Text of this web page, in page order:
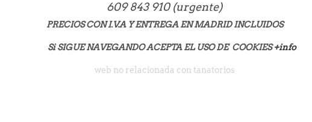
609 843 910 (urgente)
PRECIOS CON I.V.A Y ENTREGA EN MADRID INCLUIDOS
Si SIGUE NAVEGANDO ACEPTA EL USO DE COOKIES+info
web no relacionada con tanatorios